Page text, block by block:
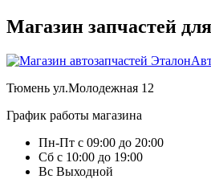
Магазин запчастей
Тюмень ул.Молодежная 12
График работы магазина
Пн-Пт с 09:00 до 20:00
Сб с 10:00 до 19:00
Вс Выходной